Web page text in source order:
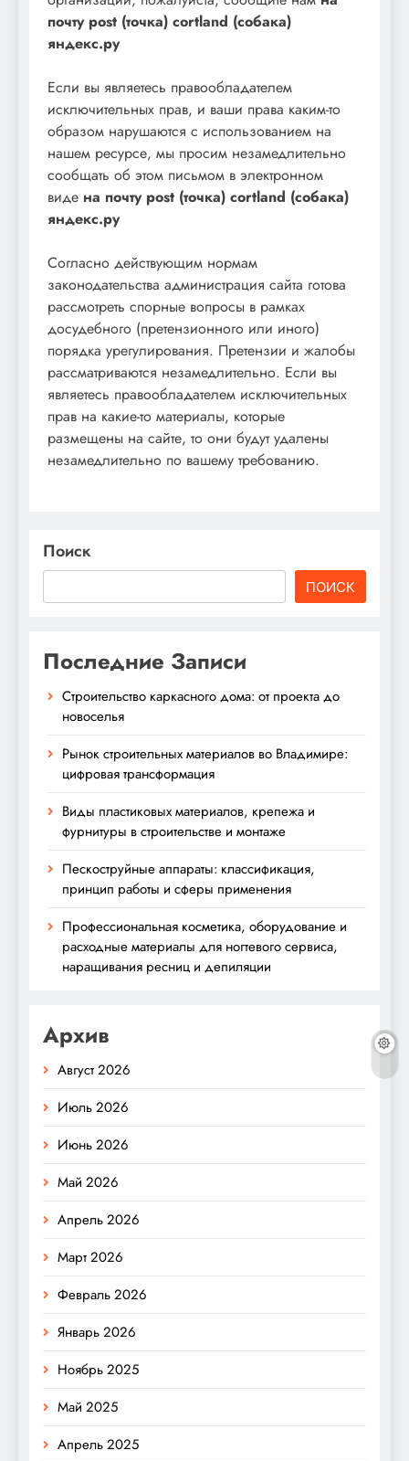
почту post (точка) cortland (собака)
яндекс.ру
Если вы являетесь правообладателем
исключительных прав, и ваши права каким-то
образом нарушаются с использованием на
нашем ресурсе, мы просим незамедлительно
сообщать об этом письмом в электронном
виде на почту post (точка) cortland (собака)
яндекс.ру
Согласно действующим нормам
законодательства администрация сайта готова
рассмотреть спорные вопросы в рамках
досудебного (претензионного или иного)
порядка урегулирования. Претензии и жалобы
рассматриваются незамедлительно. Если вы
являетесь правообладателем исключительных
прав на какие-то материалы, которые
размещены на сайте, то они будут удалены
незамедлительно по вашему требованию.
Поиск
ПОИСК
Последние Записи
Строительство каркасного дома: от проекта до
новоселья
Рынок строительных материалов во Владимире:
цифровая трансформация
Виды пластиковых материалов, крепежа и
фурнитуры в строительстве и монтаже
Пескоструйные аппараты: классификация,
принцип работы и сферы применения
Профессиональная косметика, оборудование и
расходные материалы для ногтевого сервиса,
наращивания ресниц и депиляции
Архив
Август 2026
Июль 2026
Июнь 2026
Май 2026
Апрель 2026
Март 2026
Февраль 2026
Январь 2026
Ноябрь 2025
Май 2025
Апрель 2025